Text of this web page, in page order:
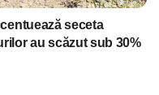
seceta
au scăzut sub 30%